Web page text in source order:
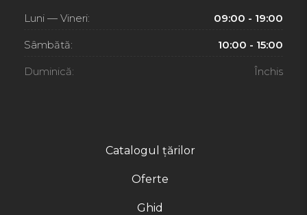
Catalogul țărilor
Oferte
Ghid
Luni — Vineri: 09:00 - 19:00
Sâmbătă: 10:00 - 15:00
Duminică: Închis